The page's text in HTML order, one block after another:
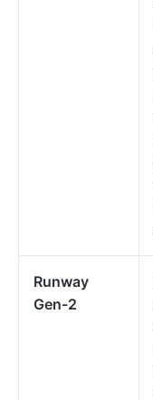
Runway
Gen-2